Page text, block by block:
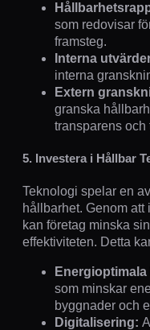
som redovisar
framsteg.
Interna
interna
Extern
granska
transparens och
5. Investera i Hållbar
Teknologi spelar en
hållbarhet. Genom
kan företag minska
effektiviteten. Detta
som minskar
byggnader och
Digitalisering: